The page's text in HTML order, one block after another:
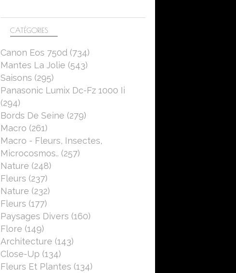
CATÉGORIES
Canon Eos 750d (734)
Mantes La Jolie (543)
Saisons (295)
Panasonic Lumix Dc-Fz 1000 Ii
(294)
Bords De Seine (279)
Macro (261)
Macro - Fleurs, Insectes,
Microcosmos.. (257)
Nature (248)
Fleurs (237)
Nature (232)
Fleurs (177)
Paysages Divers (160)
Flore (149)
Architecture (143)
Close-Up (134)
Fleurs Et Plantes (134)